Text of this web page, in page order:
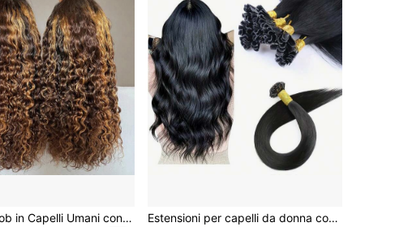
Parrucca Bob in Capelli Umani con Onde Profonde e Colore Evidenziato, Parrucca con Pizzo Trasparente 13x4, Densità 180%, Parrucca Bob con Ricci Profondi, Parrucca con Frontale in Pizzo Pre-Sfoltito Estensioni per capelli da donna con punta a U, capelli umani Remy, lisci setosi, con punta a unghia pre-legata, adatti per tutti, 16-26 pollici (50g/50 ciocche per confezione)